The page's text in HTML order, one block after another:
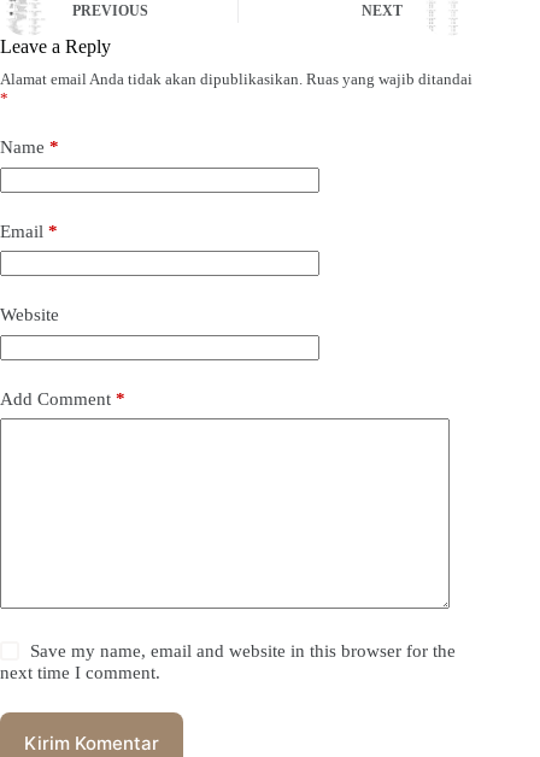
PREVIOUS NEXT
Leave a Reply
Alamat email Anda tidak akan dipublikasikan. Ruas yang wajib ditandai
*
Name *
Email *
Website
Add Comment *
Save my name, email and website in this browser for the
next time I comment.
Kirim Komentar